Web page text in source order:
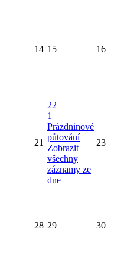
14 15 16
21
22
1
Prázdninové
půtování
Zobrazit
všechny
záznamy ze
dne
23
28 29 30